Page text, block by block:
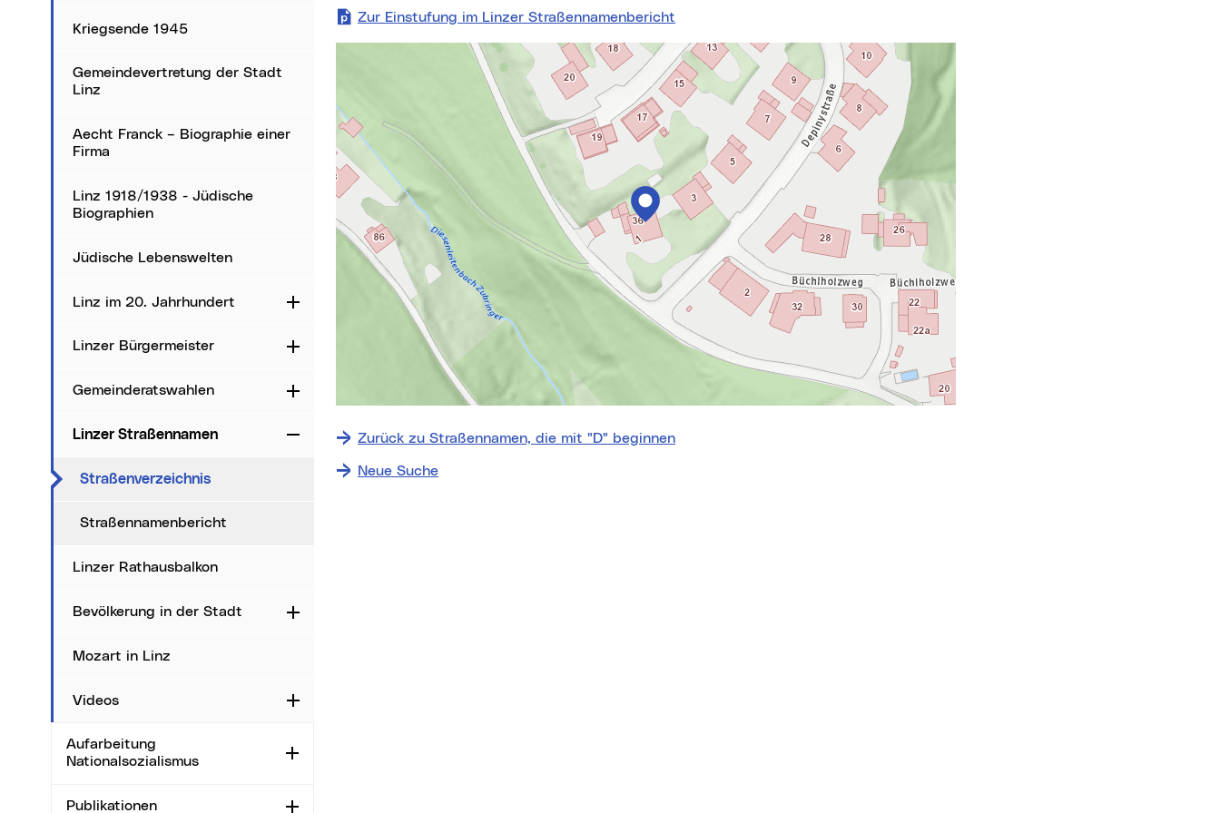
Kriegsende 1945
Gemeindevertretung der Stadt
Linz
Aecht Franck – Biographie einer
Firma
Linz 1918/1938 - Jüdische
Biographien
Jüdische Lebenswelten
Linz im 20. Jahrhundert Aufklappen
Linzer Bürgermeister Aufklappen
Gemeinderatswahlen Aufklappen
Linzer Straßennamen Zuklappen
Straßenverzeichnis(aktueller Menüpunkt)
Straßennamenbericht
Linzer Rathausbalkon
Bevölkerung in der Stadt Aufklappen
Mozart in Linz
Videos Aufklappen
Aufarbeitung
Nationalsozialismus
Aufklappen
Publikationen Aufklappen
Zur Einstufung im Linzer Straßennamenbericht
⇧
Zurück zu Straßennamen, die mit "D" beginnen
Neue Suche